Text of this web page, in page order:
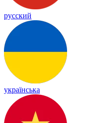
русский
українська